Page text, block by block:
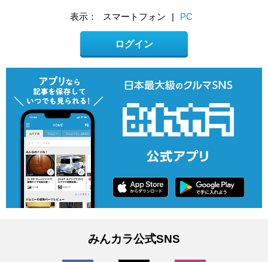
表示： スマートフォン | PC
ログイン
みんカラ公式SNS